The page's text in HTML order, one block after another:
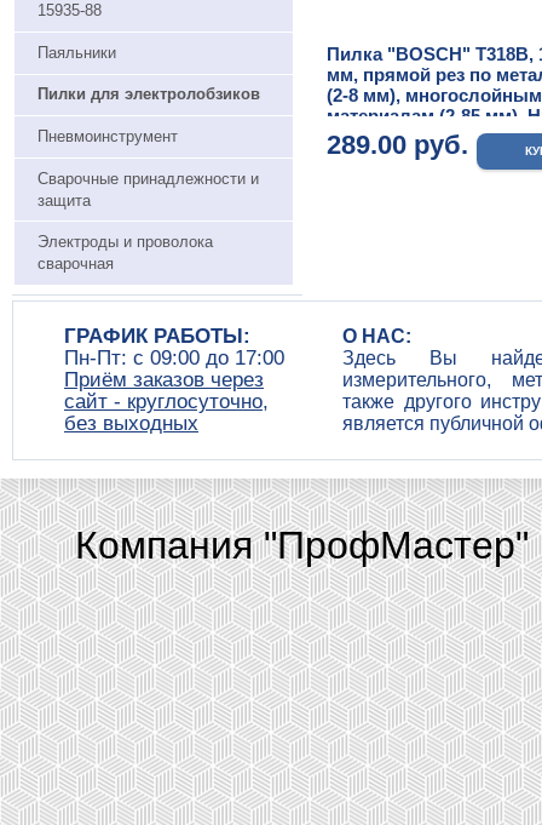
15935-88
Паяльники
Пилки для электролобзиков
Пневмоинструмент
Сварочные принадлежности и
защита
Электроды и проволока
сварочная
Пилка "BOSCH" T318B,
мм, прямой рез по
(2-8 мм), многослойным
материалам (2-85 мм),
289.00 руб.
ГРАФИК РАБОТЫ:
Пн-Пт: c 09:00 до 17:00
Приём заказов через
сайт - круглосуточно,
без выходных
О НАС:
Здесь Вы
измерительного,
также другого
является публичной
Компания "ПрофМастер"